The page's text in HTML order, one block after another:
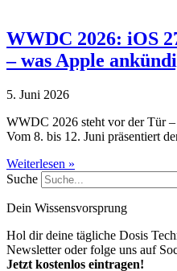
WWDC 2026: iOS
– was Apple
5. Juni 2026
WWDC 2026 steht vor der Tür
Vom 8. bis 12. Juni präsentiert
Weiterlesen »
Suche
Dein Wissensvorsprung
Hol dir deine tägliche Dosis
Newsletter oder folge uns auf
Jetzt kostenlos eintragen!